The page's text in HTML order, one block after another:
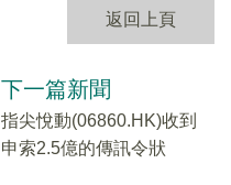
返回上頁
下一篇新聞
指尖悅動(06860.HK)收到
申索2.5億的傳訊令狀